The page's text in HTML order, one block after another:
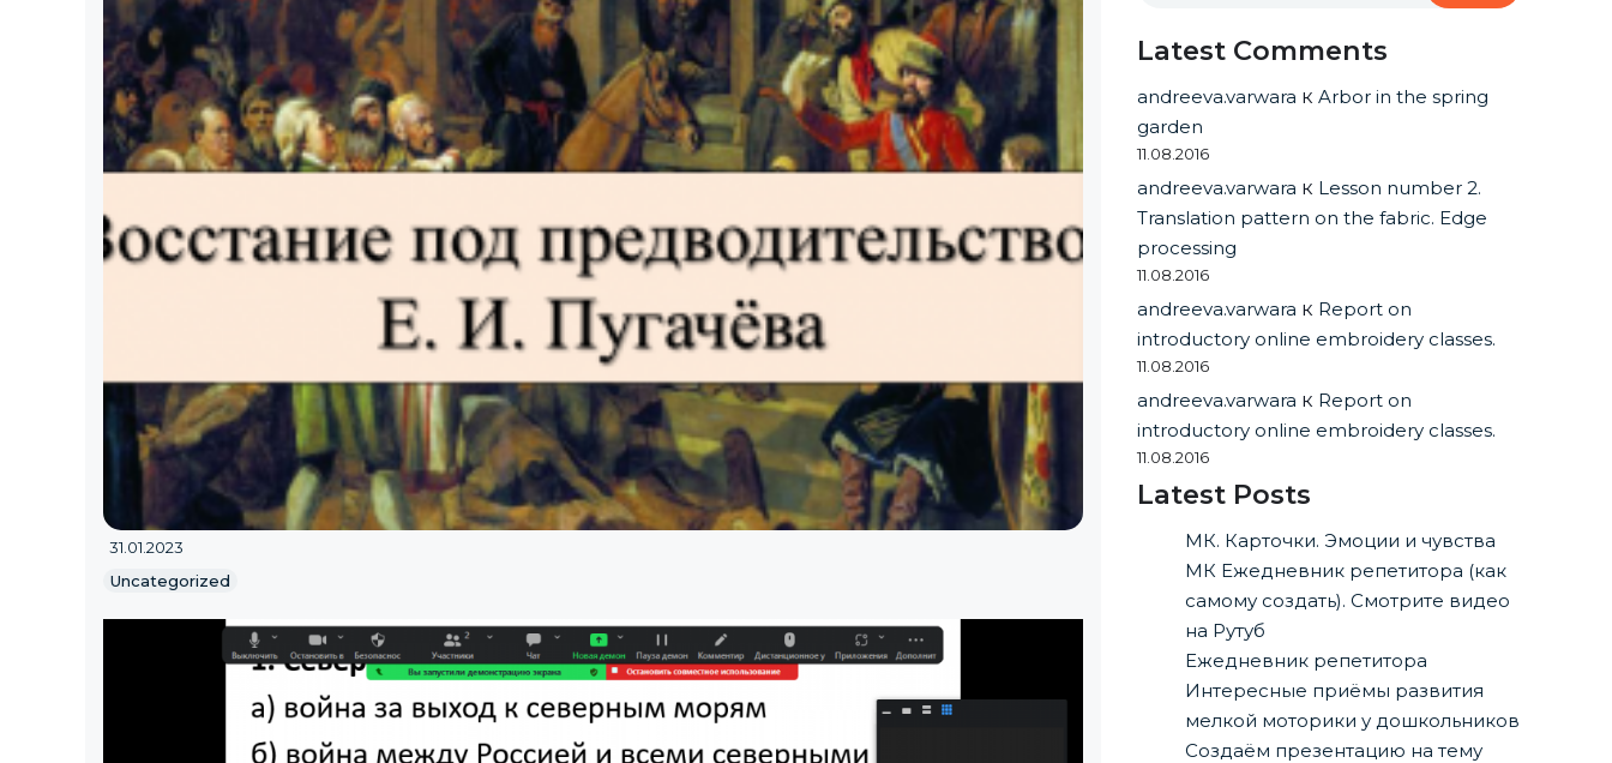
31.01.2023
Uncategorized
Latest Comments
andreeva.varwara кArbor in the spring
garden
11.08.2016
andreeva.varwara к Lesson number 2.
Translation pattern on the fabric. Edge
processing
11.08.2016
andreeva.varwara к Report on
introductory online embroidery classes.
11.08.2016
andreeva.varwara к Report on
introductory online embroidery classes.
11.08.2016
Latest Posts
МК. Карточки. Эмоции и чувства
МК Ежедневник репетитора (как
самому создать). Смотрите видео
на Рутуб
Ежедневник репетитора
Интересные приёмы развития
мелкой моторики у дошкольников
Создаём презентацию на тему